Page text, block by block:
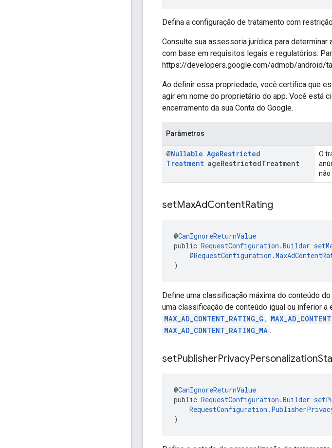
Defina a configuração de tratamento com
Consulte sua assessoria jurídica para
com base em requisitos legais e regulatórios.
https://developers.google.com/admob/android/
Ao definir essa propriedade, você certifica que
agir em nome do proprietário do app. Você está
encerramento da sua Conta do Google.
Parâmetros
@Nullable AgeRestricted
Treatment ageRestrictedTreatment
O
não
setMaxAdContentRating
@CanIgnoreReturnValue
public RequestConfiguration.Builder
@
)
Define uma classificação máxima do conteúdo
uma classificação de conteúdo igual ou inferior
MAX_AD_CONTENT_RATING_G ,
MAX_AD_CONTENT_RATING_MA .
setPublisherPrivacyPersonalization
@CanIgnoreReturnValue
public RequestConfiguration.Builder
)